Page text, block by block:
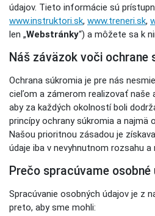
údajov. Tieto informácie sú
www.instruktori.sk, www.treneri.sk,
len „Webstránky“) a môžete sa k
Náš záväzok voči ochrane
Ochrana súkromia je pre nás
cieľom a zámerom realizovať naše
aby za každých okolností boli
princípy ochrany súkromia a najmä
Našou prioritnou zásadou je
údaje iba v nevyhnutnom rozsahu a
Prečo spracúvame osobné
Spracúvanie osobných údajov je z
preto, aby sme mohli: